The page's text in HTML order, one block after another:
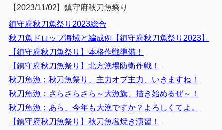
【2023/11/02】鎮守府秋刀魚祭り
鎮守府秋刀魚祭り2023総合
秋刀魚ドロップ海域と編成例【鎮守府秋刀魚祭り2023】
【鎮守府秋刀魚祭り】本格作戦準備！
【鎮守府秋刀魚祭り】北方漁場防衛作戦！
秋刀魚漁：秋刀魚祭り、主力オブ主力、いきますね！
秋刀魚漁：さらさらさら～大漁旗、描き始めるぜ～！
秋刀魚漁：あら、今年も大漁ですか？よろしくてよ。
【鎮守府秋刀魚祭り】秋刀魚塩焼き演習！